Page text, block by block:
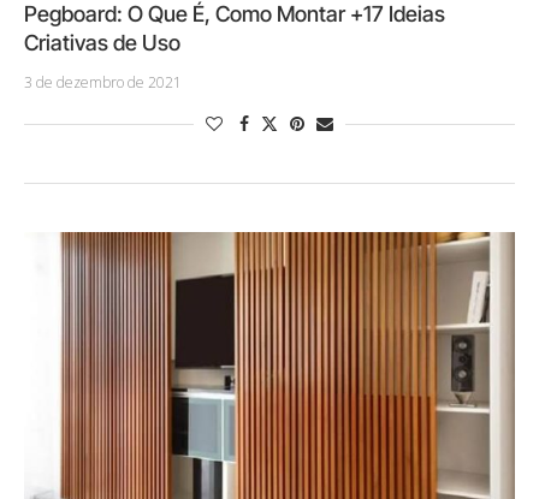
Pegboard: O Que É, Como Montar +17 Ideias
Criativas de Uso
3 de dezembro de 2021